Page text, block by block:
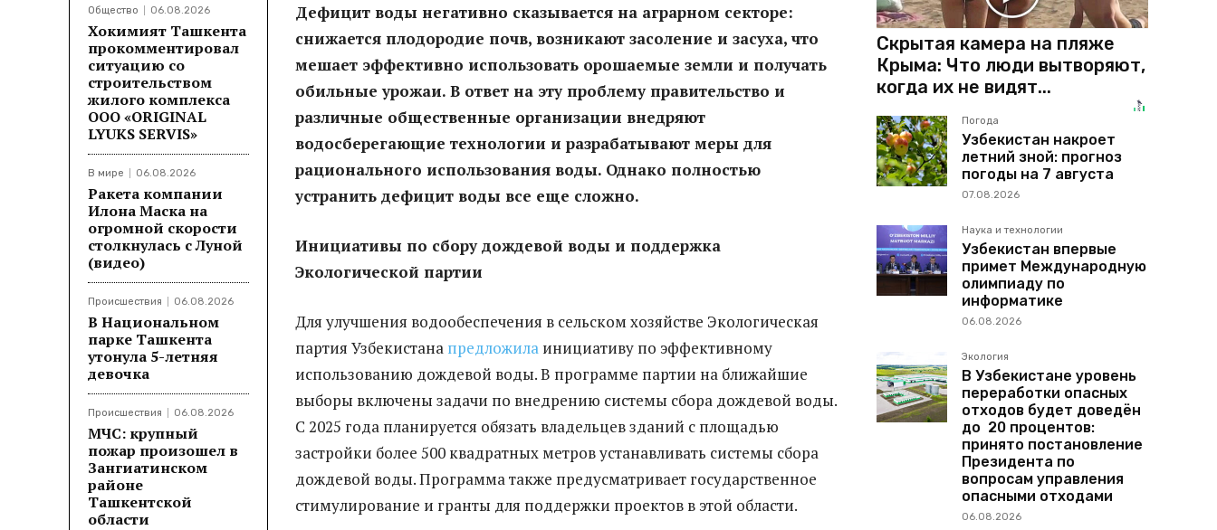
Общество 06.08.2026
Хокимият Ташкента
прокомментировал
ситуацию со
строительством
жилого комплекса
ООО «ORIGINAL
LYUKS SERVIS»
В мире 06.08.2026
Ракета компании
Илона Маска на
огромной скорости
столкнулась с Луной
(видео)
Происшествия 06.08.2026
В Национальном
парке Ташкента
утонула 5-летняя
девочка
Происшествия 06.08.2026
МЧС: крупный
пожар произошел в
Зангиатинском
районе
Ташкентской
области
Дефицит воды негативно сказывается на аграрном секторе:
снижается плодородие почв, возникают засоление и засуха, что
мешает эффективно использовать орошаемые земли и получать
обильные урожаи. В ответ на эту проблему правительство и
различные общественные организации внедряют
водосберегающие технологии и разрабатывают меры для
рационального использования воды. Однако полностью
устранить дефицит воды все еще сложно.
Инициативы по сбору дождевой воды и поддержка
Экологической партии
Для улучшения водообеспечения в сельском хозяйстве Экологическая
партия Узбекистана предложила инициативу по эффективному
использованию дождевой воды. В программе партии на ближайшие
выборы включены задачи по внедрению системы сбора дождевой воды.
С 2025 года планируется обязать владельцев зданий с площадью
застройки более 500 квадратных метров устанавливать системы сбора
дождевой воды. Программа также предусматривает государственное
стимулирование и гранты для поддержки проектов в этой области.
Скрытая камера на пляже
Крыма: Что люди вытворяют,
когда их не видят...
Погода
Узбекистан накроет
летний зной: прогноз
погоды на 7 августа
07.08.2026
Наука и технологии
Узбекистан впервые
примет Международную
олимпиаду по
информатике
06.08.2026
Экология
В Узбекистане уровень
переработки опасных
отходов будет доведён
до 20 процентов:
принято постановление
Президента по
вопросам управления
опасными отходами
06.08.2026